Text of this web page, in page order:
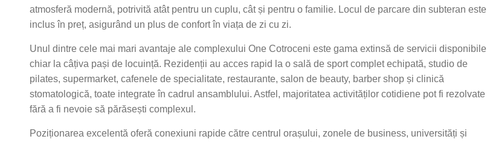
atmosferă modernă, potrivită atât pentru un cuplu, cât și pentru o familie. Locul de parcare din subteran este
inclus în preț, asigurând un plus de confort în viața de zi cu zi.
Unul dintre cele mai mari avantaje ale complexului One Cotroceni este gama extinsă de servicii disponibile
chiar la câțiva pași de locuință. Rezidenții au acces rapid la o sală de sport complet echipată, studio de
pilates, supermarket, cafenele de specialitate, restaurante, salon de beauty, barber shop și clinică
stomatologică, toate integrate în cadrul ansamblului. Astfel, majoritatea activităților cotidiene pot fi rezolvate
fără a fi nevoie să părăsești complexul.
Poziționarea excelentă oferă conexiuni rapide către centrul orașului, zonele de business, universități și